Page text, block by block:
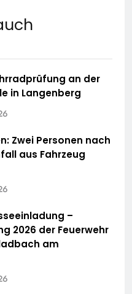
an der
in Langenberg
Zwei Personen nach
aus Fahrzeug
–
2026 der Feuerwehr
am